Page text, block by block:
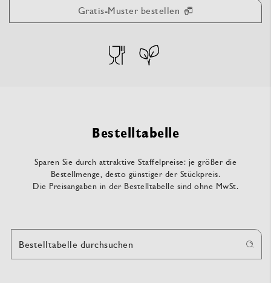
Gratis-Muster bestellen
Bestelltabelle
Sparen Sie durch attraktive Staffelpreise: je größer die
Bestellmenge, desto günstiger der Stückpreis.
Die Preisangaben in der Bestelltabelle sind ohne MwSt.
Bestelltabelle durchsuchen